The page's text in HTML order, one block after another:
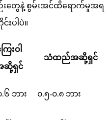
းတွေနဲ့ စွမ်းအင်ထိရောက်မှုအရ
ပါပဲ။
ေးဝါ
ဆို့ရှင်
သံထည်အဆို့ရှင်
.၆ ဘား ၀.၅-၀.၈ ဘား